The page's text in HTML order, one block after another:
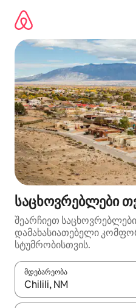
გადასვლა
საცხოვრებლები
შეარჩიეთ
დამახასიათებელი
სტუმრობისთვის.
მდებარეობა
როცა შედეგები